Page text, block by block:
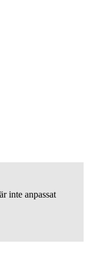
inte anpassat